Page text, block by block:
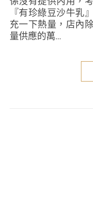
『有珍綠豆沙牛乳
充一下熱量，店內
量供應的萬...